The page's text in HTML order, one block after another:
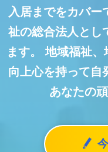
入居までをカバー
祉の総合法人とし
ます。
地域福祉、
向上心を持って自
あなたの